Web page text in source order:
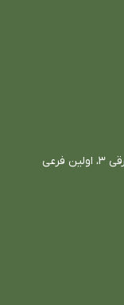
استان خراسان جنوبي، بيرجند، شعبانيه شرقي ٣، اولين فرعي